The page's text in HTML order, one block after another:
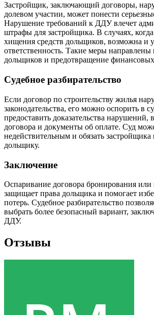
Застройщик, заключающий договоры,
долевом участии, может понести
Нарушение требований к ДДУ влечет
штрафы для застройщика. В случаях,
хищения средств дольщиков, возможна и
ответственность. Такие меры направлены
дольщиков и предотвращение
Судебное разбирательство
Если договор по строительству жилья
законодательства, его можно оспорить в
предоставить доказательства нарушений,
договора и документы об оплате. Суд
недействительным и обязать застройщика
дольщику.
Заключение
Оспаривание договора бронирования или
защищает права дольщика и помогает
потерь. Судебное разбирательство
выбрать более безопасный вариант,
ДДУ.
Отзывы